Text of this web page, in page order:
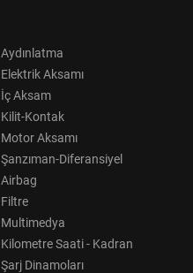
Aydınlatma
Elektrik Aksamı
İç Aksam
Kilit-Kontak
Motor Aksamı
Şanzıman-Diferansiyel
Airbag
Filtre
Multimedya
Kilometre Saati - Kadran
Şarj Dinamoları